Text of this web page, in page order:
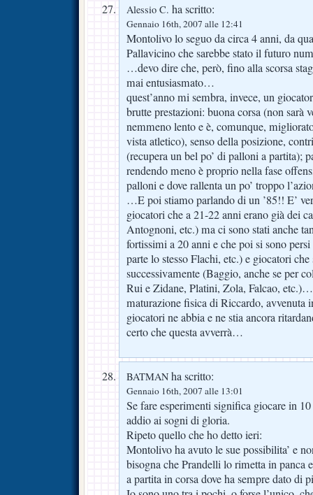
Alessio C. ha scritto:
Gennaio 16th, 2007 alle 12:41
Montolivo lo seguo da circa 4 anni, da
Pallavicino che sarebbe stato il futuro
…devo dire che, però, fino alla scorsa
mai entusiasmato…
quest’anno mi sembra, invece, un
brutte prestazioni: buona corsa (non sarà
nemmeno lento e è, comunque,
vista atletico), senso della posizione,
(recupera un bel po’ di palloni a partita);
rendendo meno è proprio nella fase
palloni e dove rallenta un po’ troppo
…E poi stiamo parlando di un ’85!! E’
giocatori che a 21-22 anni erano già dei
Antognoni, etc.) ma ci sono stati anche
fortissimi a 20 anni e che poi si sono
parte lo stesso Flachi, etc.) e giocatori che
successivamente (Baggio, anche se per
Rui e Zidane, Platini, Zola, Falcao,
maturazione fisica di Riccardo, avvenuta
giocatori ne abbia e ne stia ancora
certo che questa avverrà…
BATMAN ha scritto:
Gennaio 16th, 2007 alle 13:01
Se fare esperimenti significa giocare in
addio ai sogni di gloria.
Ripeto quello che ho detto ieri:
Montolivo ha avuto le sue possibilita’ e
bisogna che Prandelli lo rimetta in panca
a partita in corsa dove ha sempre dato di